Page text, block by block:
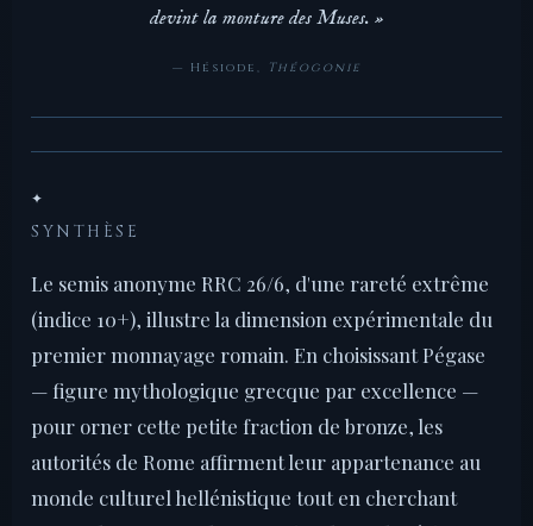
devint la monture des Muses. »
— Hésiode, Théogonie
✦
SYNTHÈSE
Le semis anonyme RRC 26/6, d'une rareté extrême
(indice 10+), illustre la dimension expérimentale du
premier monnayage romain. En choisissant Pégase
— figure mythologique grecque par excellence —
pour orner cette petite fraction de bronze, les
autorités de Rome affirment leur appartenance au
monde culturel hellénistique tout en cherchant